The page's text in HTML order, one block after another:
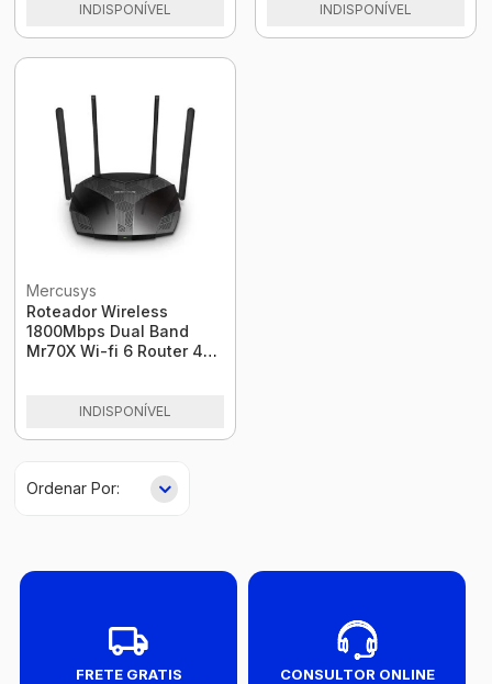
INDISPONÍVEL INDISPONÍVEL
Mercusys
Roteador Wireless
1800Mbps Dual Band
Mr70X Wi-fi 6 Router 4
INDISPONÍVEL
FRETE GRATIS
CONSULTOR ONLINE